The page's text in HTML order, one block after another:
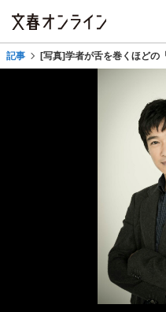
記事 [写真]学者が舌を巻くほどの